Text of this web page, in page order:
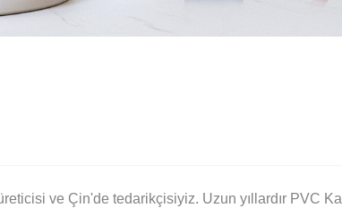
ve Çin'de tedarikçisiyiz. Uzun yıllardır PVC